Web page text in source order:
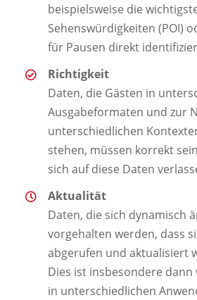
beispielsweise die
Sehenswürdigkeiten (POI)
für Pausen direkt
Richtigkeit
Daten, die Gästen in
Ausgabeformaten und zur
unterschiedlichen
stehen, müssen korrekt
sich auf diese Daten
Aktualität
Daten, die sich dynamisch
vorgehalten werden, dass
abgerufen und aktualisiert
Dies ist insbesondere dann
in unterschiedlichen